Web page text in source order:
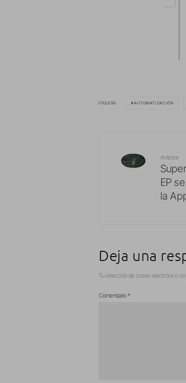
ETIQUETAS AUTOMATIZACIÓN
Anterior
EP
la
Deja una
Tu dirección de correo electrónico
Comentario *